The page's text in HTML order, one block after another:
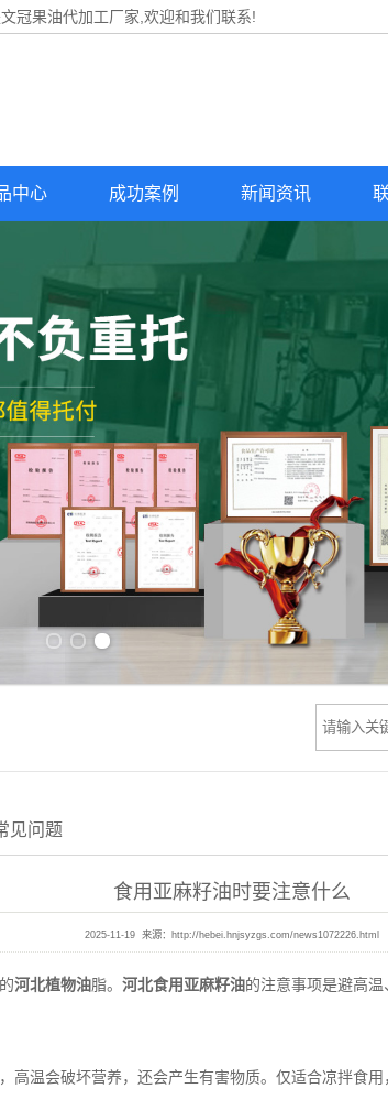
文冠果油代加工厂家,欢迎和我们联系!
中心 成功案例 新闻资讯
见问题
食用亚麻籽油时要注意什么
2025-11-19 来源： http://hebei.hnjsyzgs.com/news1072226.html
河北植物油脂。 河北食用亚麻籽油的注意事项是避高温
温会破坏营养，还会产生有害物质。仅适合凉拌食用